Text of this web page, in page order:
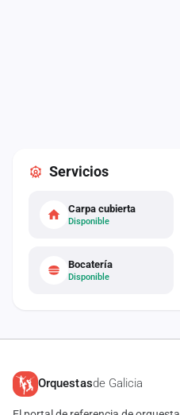
Servicios
Carpa cubierta
Disponible
Bocatería
Disponible
Orquestasde Galicia